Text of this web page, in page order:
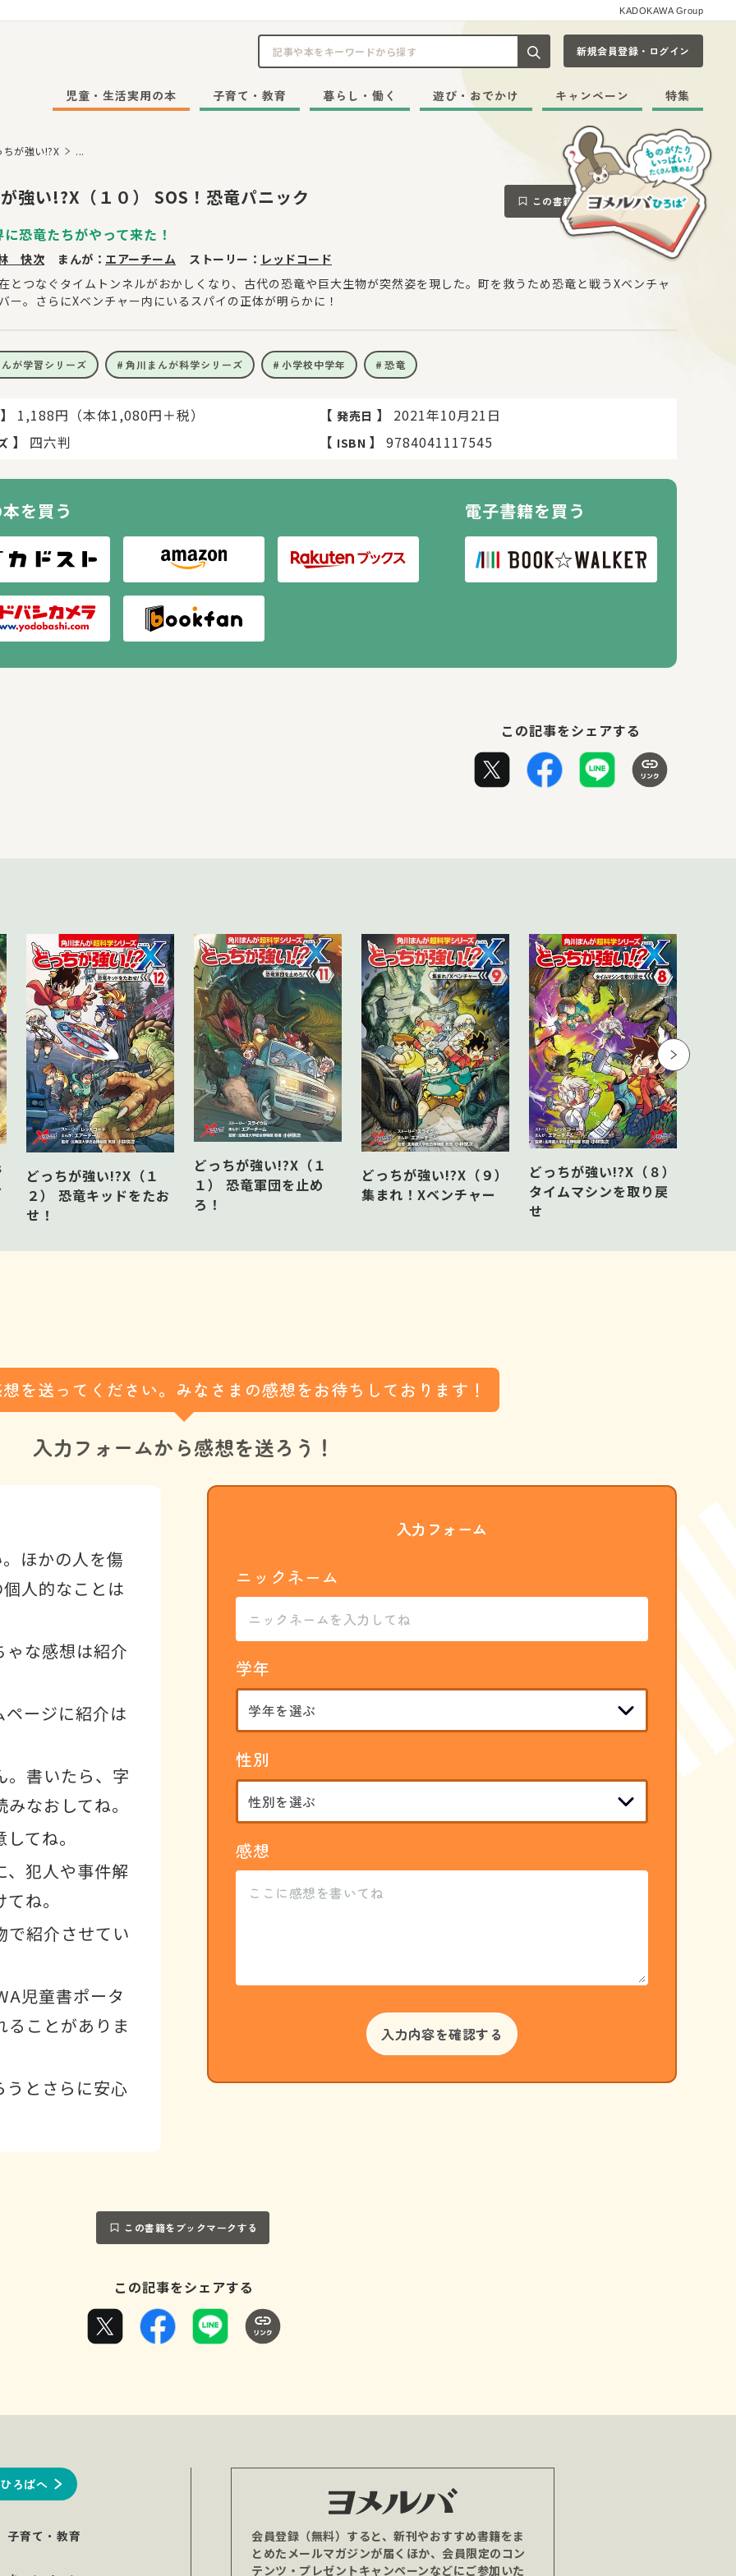
KADOKAWA Group
記事や本をキーワードから探す
新規会員登録・ログイン
児童・生活実用の本 子育て・教育 暮らし・働く 遊び・おでかけ キャンペーン 特集
ちが強い!?X ...
強い!?X（１０） SOS！恐竜パニック この書籍をブックマークする
恐竜たちがやって来た！
快次 まんが： エアーチーム ストーリー： レッドコード
とつなぐタイムトンネルがおかしくなり、古代の恐竜や巨大生物が突然姿を現した。町を救うため恐竜と戦うXベンチャ
ー。さらにXベンチャー内にいるスパイの正体が明らかに！
が学習シリーズ 角川まんが科学シリーズ 小学校中学年 恐竜
】 1,188円（本体1,080円＋税） 【 発売日 】 2021年10月21日
】 四六判 【 ISBN 】 9784041117545
を買う 電子書籍を買う
この記事をシェアする
どっちが強い!?X（１
２） 恐竜キッドをたお
せ！
どっちが強い!?X（１
１） 恐竜軍団を止め
ろ！
どっちが強い!?X（９）
集まれ！Xベンチャー
どっちが強い!?X（８）
タイムマシンを取り戻
せ
を送ってください。みなさまの感想をお待ちしております！
入力フォームから感想を送ろう！
ほかの人を傷
人的なことは
な感想は紹介
ージに紹介は
。書いたら、字
なおしてね。
てね。
、犯人や事件解
ね。
で紹介させてい
児童書ポータ
ることがありま
うとさらに安心
入力フォーム
ニックネーム
学年
性別
感想
この書籍をブックマークする
この記事をシェアする
ろばへ
子育て・教育
会員登録（無料）すると、新刊やおすすめ書籍をま
とめたメールマガジンが届くほか、会員限定のコン
テンツ・プレゼントキャンペーンなどにご参加いた